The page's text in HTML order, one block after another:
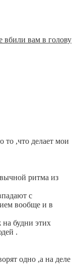
вбили вам в голову
то ,что делает мои
ритма из
с
вообще и в
будни этих
.
одно ,а на деле